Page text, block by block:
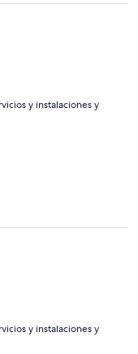
y instalaciones y
y instalaciones y